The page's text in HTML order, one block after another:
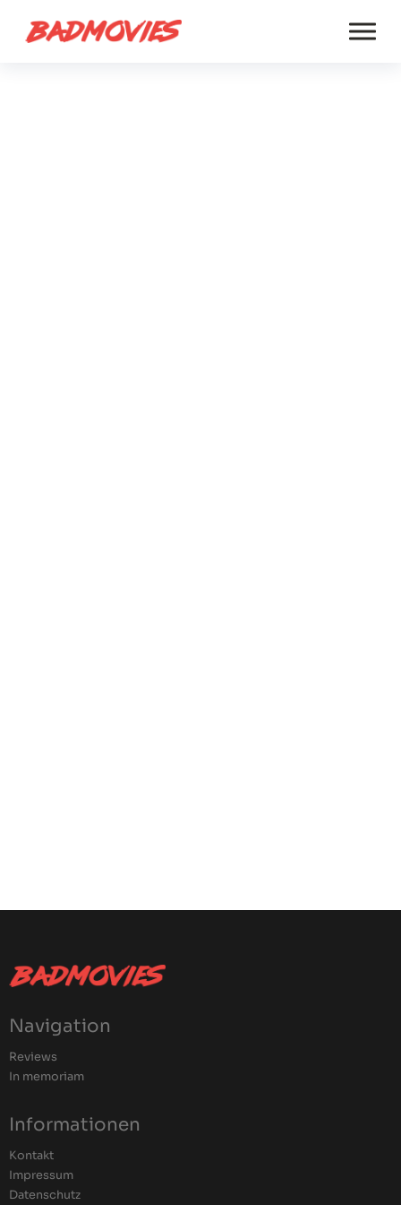
Navigation
Reviews
In memoriam
Informationen
Kontakt
Impressum
Datenschutz